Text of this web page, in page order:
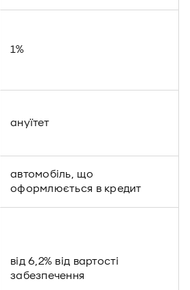
1%
ануїтет
автомобіль, що
оформлюється в кредит
від 6,2% від вартості
забезпечення